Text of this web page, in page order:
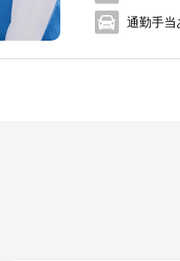
通勤手当